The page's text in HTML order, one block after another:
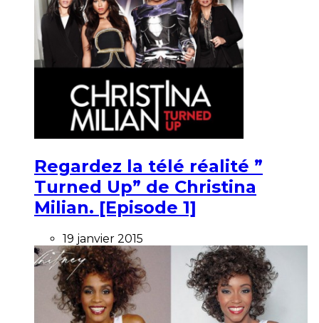
Regardez la télé réalité ”
Turned Up” de Christina
Milian. [Episode 1]
19 janvier 2015